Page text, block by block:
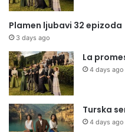
Plamen ljubavi 32 epizoda
3 days ago
La
4 days ago
Turska
4 days ago